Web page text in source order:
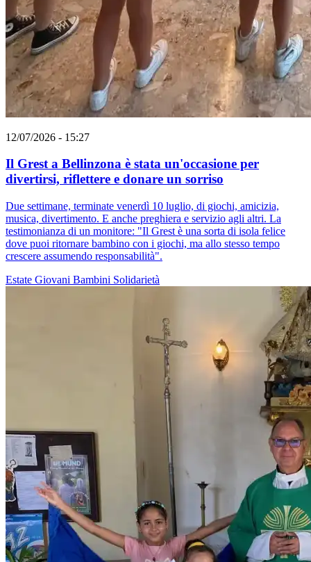
12/07/2026 - 15:27
Il Grest a Bellinzona è stata un'occasione per
divertirsi, riflettere e donare un sorriso
Due settimane, terminate venerdì 10 luglio, di giochi, amicizia,
musica, divertimento. E anche preghiera e servizio agli altri. La
testimonianza di un monitore: "Il Grest è una sorta di isola felice
dove puoi ritornare bambino con i giochi, ma allo stesso tempo
crescere assumendo responsabilità".
Estate Giovani Bambini Solidarietà